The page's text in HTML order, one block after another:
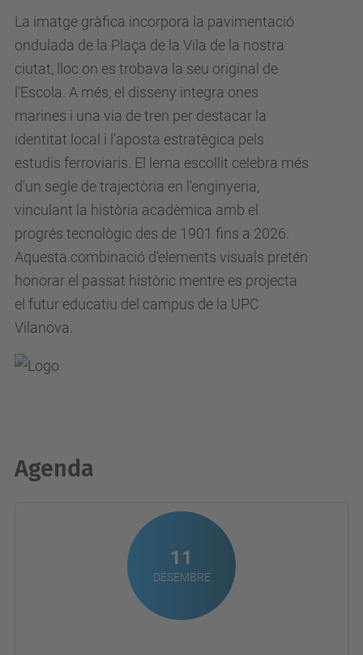
La imatge gràfica incorpora la pavimentació
ondulada de la Plaça de la Vila de la nostra
ciutat, lloc on es trobava la seu original de
l’Escola. A més, el disseny integra ones
marines i una via de tren per destacar la
identitat local i l'aposta estratègica pels
estudis ferroviaris. El lema escollit celebra més
d'un segle de trajectòria en l'enginyeria,
vinculant la història acadèmica amb el
progrés tecnològic des de 1901 fins a 2026.
Aquesta combinació d'elements visuals pretén
honorar el passat històric mentre es projecta
el futur educatiu del campus de la UPC
Vilanova.
Agenda
11
DESEMBRE